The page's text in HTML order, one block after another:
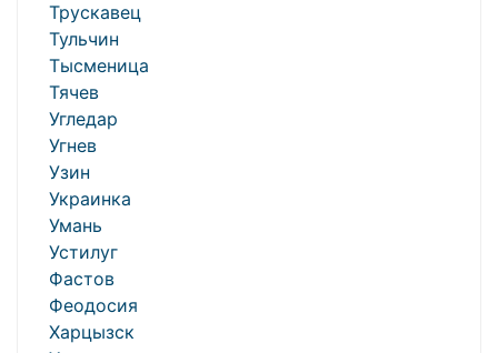
Трускавец
Тульчин
Тысменица
Тячев
Угледар
Угнев
Узин
Украинка
Умань
Устилуг
Фастов
Феодосия
Харцызск